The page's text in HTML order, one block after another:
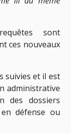
sont
ces nouveaux
suivies et il est
administrative
des dossiers
défense ou